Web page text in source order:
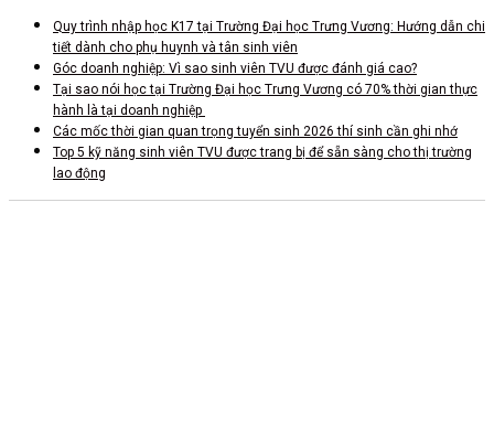
Quy trình nhập học K17 tại Trường Đại học Trưng Vương: Hướng dẫn chi
tiết dành cho phụ huynh và tân sinh viên
Góc doanh nghiệp: Vì sao sinh viên TVU được đánh giá cao?
Tại sao nói học tại Trường Đại học Trưng Vương có 70% thời gian thực
hành là tại doanh nghiệp
Các mốc thời gian quan trọng tuyển sinh 2026 thí sinh cần ghi nhớ
Top 5 kỹ năng sinh viên TVU được trang bị để sẵn sàng cho thị trường
lao động